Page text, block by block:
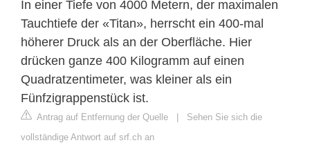
In einer Tiefe von 4000 Metern, der maximalen
Tauchtiefe der «Titan», herrscht ein 400-mal
höherer Druck als an der Oberfläche. Hier
drücken ganze 400 Kilogramm auf einen
Quadratzentimeter, was kleiner als ein
Fünfzigrappenstück ist.
Antrag auf Entfernung der Quelle
Sehen Sie sich die
vollständige Antwort auf srf.ch an